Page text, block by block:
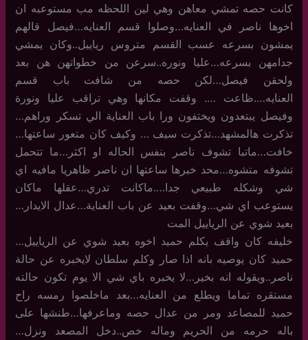
كانت حصه تمشي معاهن وهي لين اللحظه مب مستوعبه ان
اخوها ناصر في العنايه…وصلوا قسم العنايه…فيصل قالهم
يمشون بسرعه عسب القسم متروس رياييل..وكان يمشي
جدامهن بسرعه…عليا ونوره..سرعن من خطواتهن هن بعد
ولحقن فيصل…لكن حصه من شافت باب قسم
العنايه….ظاعت …. وقفت مكانها وهي تراقب عليا ونورة
وفيصل يبتعدون ويختفون ورا باب العناية الي تسكر وراهم…
تذكرت هالمشهد…تذكرت سيف … وكيف كان متعور ساعتها…
خافت…ماتبا تشوف ناصر بنفس الحاله او اكثر…ما تتحمل
تشوفه متشوه…محد خبرها ساعتها ان ناصر ظاهريا مافيه اي
شي وشكله طبيعي جدا….ماكانت تدري…عقلها ماكان
يستوعب اي شي…وقفت بعيد عن باب العناية…عدال الايدار…
بعيد شوي عن الرياييل المت
خليفه كان واقف يكلم حميد اخوه بعيد شوي عن الرياييل…
حميد كان يوصيه بانه اذا صار وكلم سلطان لايخبره عن حالة
ناصر..ويقوله انه بخير…لا يخبره باي شي الا يوم تكون حالته
مستقره تماما ويطلع من العنايه…بعد ماخلصوا رمسه راح
حميد للمصاعد ومر من عدال حصه وماعرفها…طنشها على
باله حرمه من الحريم وماله خص..دخل المصعد ونزل…